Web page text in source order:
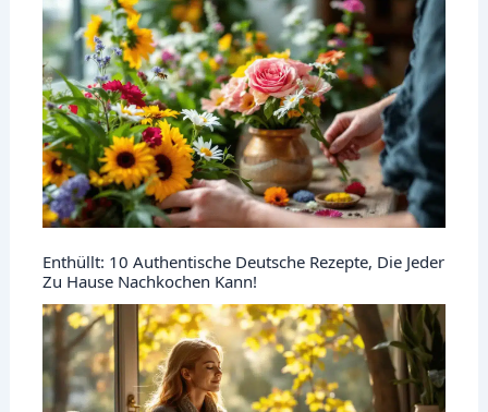
Enthüllt: 10 Authentische Deutsche Rezepte, Die Jeder
Zu Hause Nachkochen Kann!